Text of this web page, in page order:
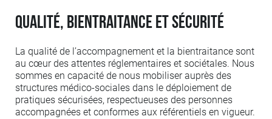
Qualité, bientraitance et sécurité
La qualité de l’accompagnement et la bientraitance sont
au cœur des attentes réglementaires et sociétales. Nous
sommes en capacité de nous mobiliser auprès des
structures médico-sociales dans le déploiement de
pratiques sécurisées, respectueuses des personnes
accompagnées et conformes aux référentiels en vigueur.